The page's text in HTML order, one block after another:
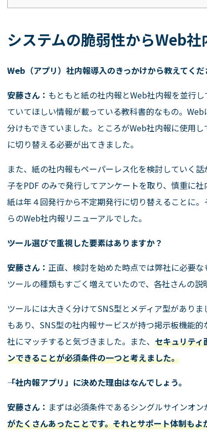
システムの脆弱性からWeb社
――Web（アプリ）社内報導入のきっかけから教えてくだ
安藤さん： もともと紙の社内報とWeb社内報を並行
ていてほしい情報が載っている教科書的なもの。 Web
分けもできていました。ところがWeb社内報に使用
に切り替える必要が出てきました。
また、紙の社内報もペーパーレス化を検討していく
子をPDF のみで発行してアンケートを取り、慎重に
紙は年４回発行から不定期発行に切り替えることに
らのWeb社内報リニューアルでした。
――ツール選びで重視した要素はありますか？
安藤さん： 正直、検討を始めた時点では弊社に必要
ツールの種類もすごく増えていたので、各社さんの
ツールには大きく分けてSNS型とメディア型があり
もあり、 SNS型の社内報サービスが持つ掲示板機能
社にマッチすると気づきました。また、 セキュリティ
ンできることが必須条件の一つと考えました。
――「社内報アプリ」に決めた理由はなんでしょう。
安藤さん： まずは必須条件であるシングルサインオ
がたくさんあったことです。それとサポート体制もよ